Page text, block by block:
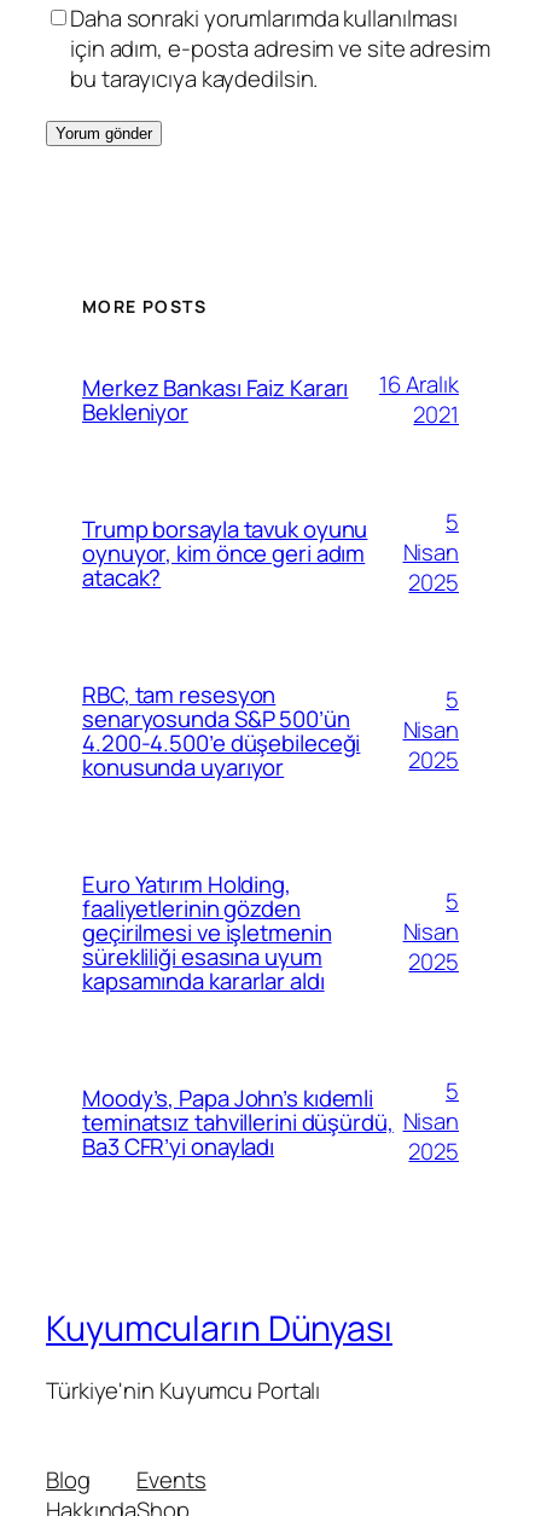
Daha sonraki yorumlarımda kullanılması
için adım, e-posta adresim ve site adresim
bu tarayıcıya kaydedilsin.
MORE POSTS
Merkez Bankası Faiz Kararı
Bekleniyor
16 Aralık
2021
Trump borsayla tavuk oyunu
oynuyor, kim önce geri adım
atacak?
5
Nisan
2025
RBC, tam resesyon
senaryosunda S&P 500’ün
4.200-4.500’e düşebileceği
konusunda uyarıyor
5
Nisan
2025
Euro Yatırım Holding,
faaliyetlerinin gözden
geçirilmesi ve işletmenin
sürekliliği esasına uyum
kapsamında kararlar aldı
5
Nisan
2025
Moody’s, Papa John’s kıdemli
teminatsız tahvillerini düşürdü,
Ba3 CFR’yi onayladı
5
Nisan
2025
Kuyumcuların Dünyası
Türkiye'nin Kuyumcu Portalı
Blog
Events